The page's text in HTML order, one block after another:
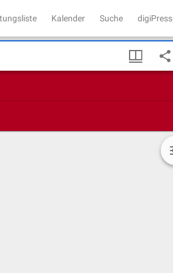
Kalender Suche digiPress